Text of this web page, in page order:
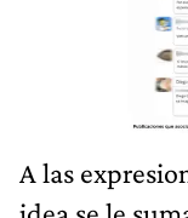
A las